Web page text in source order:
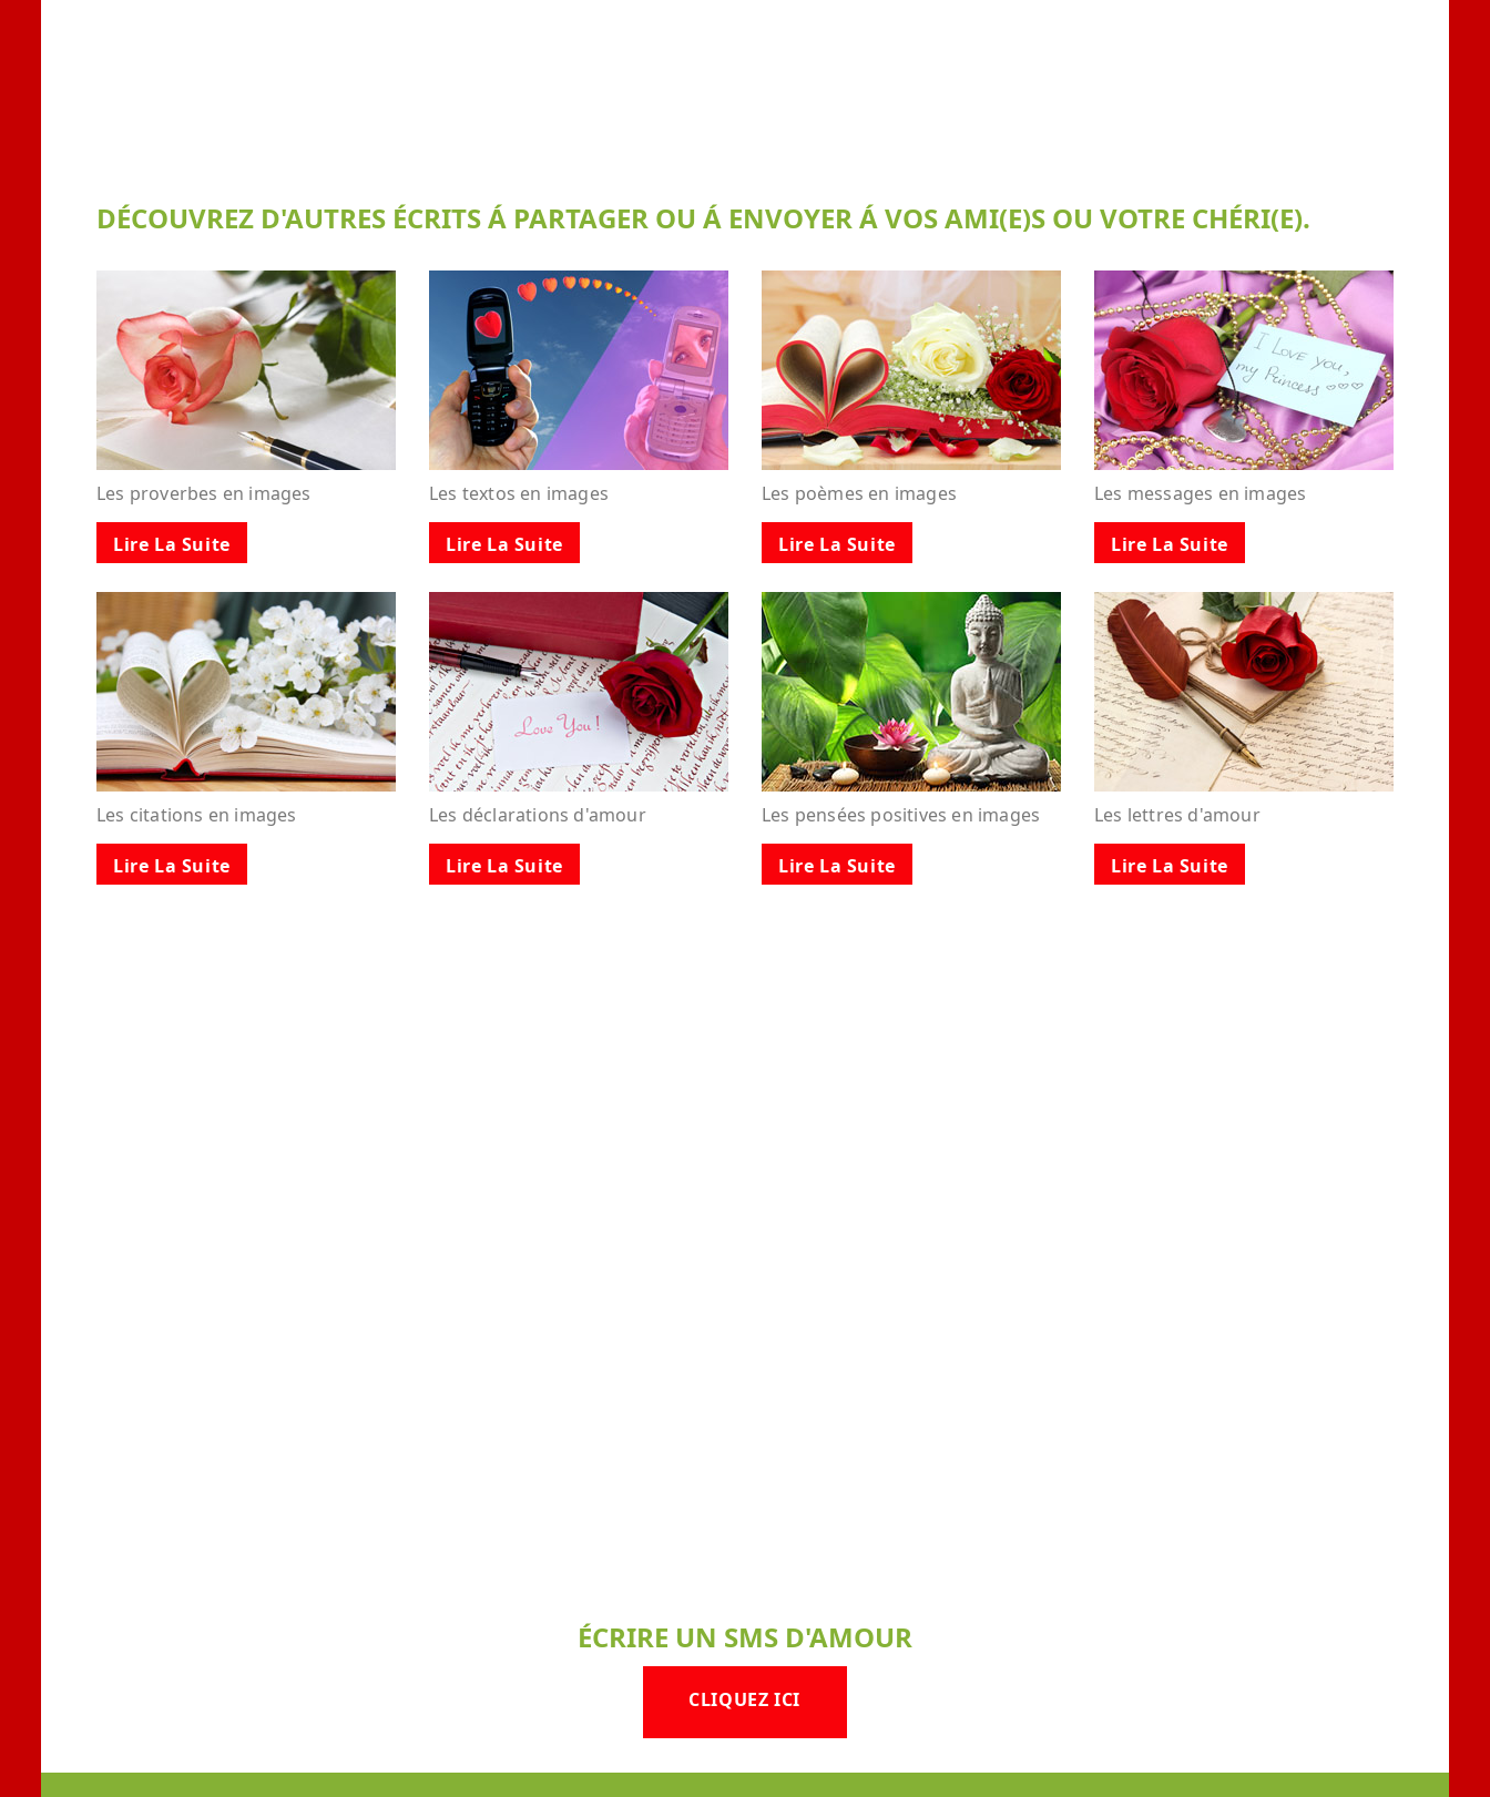
DÉCOUVREZ D'AUTRES ÉCRITS Á PARTAGER OU Á ENVOYER Á VOS AMI(E)S OU VOTRE CHÉRI(E).
Les proverbes en images
Lire La Suite
Les textos en images
Lire La Suite
Les poèmes en images
Lire La Suite
Les messages en images
Lire La Suite
Les citations en images
Lire La Suite
Les déclarations d'amour
Lire La Suite
Les pensées positives en images
Lire La Suite
Les lettres d'amour
Lire La Suite
ÉCRIRE UN SMS D'AMOUR
CLIQUEZ ICI